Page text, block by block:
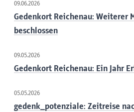
09.06.2026
Gedenkort Reichenau: Weiterer
beschlossen
09.05.2026
Gedenkort Reichenau: Ein Jahr
05.05.2026
gedenk_potenziale: Zeitreise